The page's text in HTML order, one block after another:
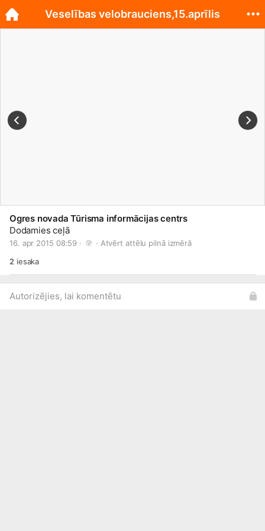
Ogres novada Tūrisma informācijas centrs
Dodamies ceļā
16. apr 2015 08:59 · · Atvērt attēlu pilnā izmērā
2 iesaka
Autorizējies, lai komentētu
Veselības velobrauciens,15.aprīlis